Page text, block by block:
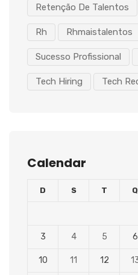
Retenção De Talentos
Rh Rhmaistalentos
Sucesso Profissional
Tech Hiring Tech
Calendar
D S T Q
3 4 5 6
10 11 12